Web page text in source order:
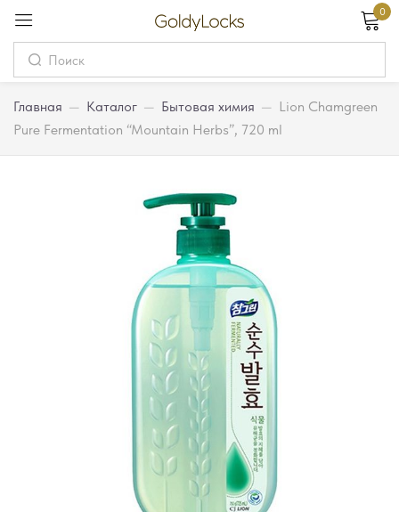
0
Главная — Каталог — Бытовая химия — Lion Chamgreen
Pure Fermentation “Mountain Herbs”, 720 ml
Вход
Password
Запомнить меня
Вход
Регистрация